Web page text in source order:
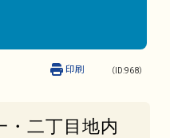
（ID:968）
印刷
二丁目地内